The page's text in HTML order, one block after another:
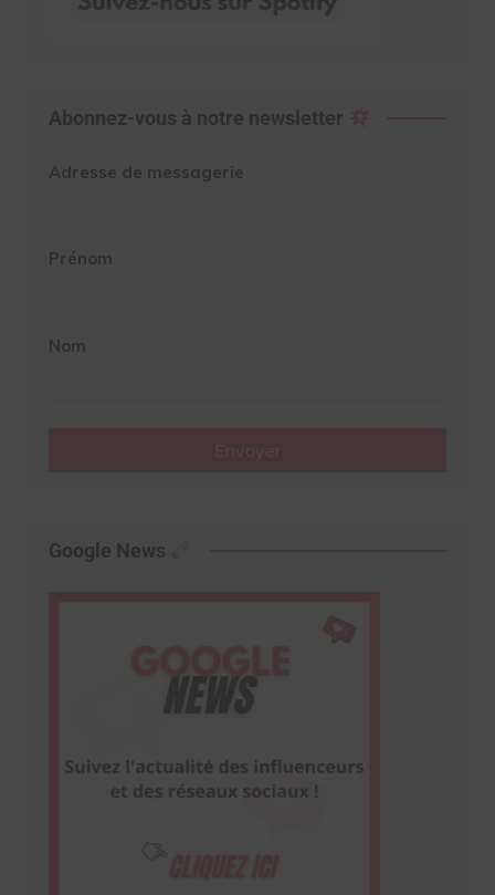
Abonnez-vous à notre newsletter
Adresse de messagerie
Prénom
Nom
Google News